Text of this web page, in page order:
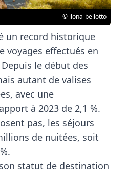
© ilona-bellotto
un record historique
voyages effectués en
Depuis le début des
autant de valises
avec une
à 2023 de 2,1 %.
pas, les séjours
de nuitées, soit
.
statut de destination